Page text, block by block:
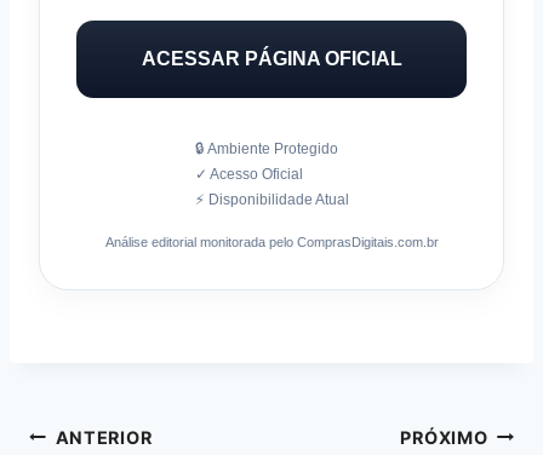
ACESSAR PÁGINA OFICIAL
🔒 Ambiente Protegido
✓ Acesso Oficial
⚡ Disponibilidade Atual
Análise editorial monitorada pelo ComprasDigitais.com.br
Navegação
ANTERIOR PRÓXIMO